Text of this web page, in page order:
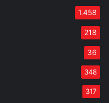
1.458
218
36
348
317